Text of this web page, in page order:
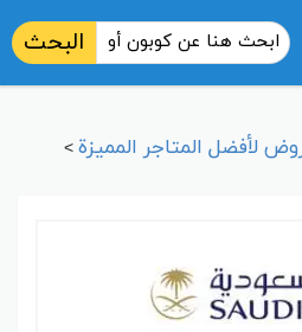
البحث
لأفضل المتاجر المميزة >